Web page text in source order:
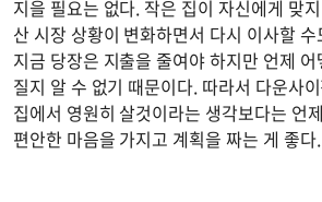
지을 필요는 없다. 작은 집이 자신에게 맞
산 시장 상황이 변화하면서 다시 이사할
지금 당장은 지출을 줄여야 하지만 언제
질지 알 수 없기 때문이다. 따라서 다운사
집에서 영원히 살것이라는 생각보다는 언
편안한 마음을 가지고 계획을 짜는 게 좋다.